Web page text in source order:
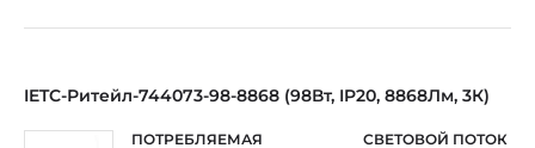
IETC-Ритейл-744073-98-8868 (98Вт, IP20, 8868Лм, 3К)